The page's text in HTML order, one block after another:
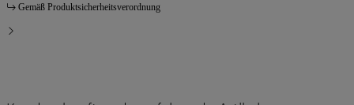
Gemäß Produktsicherheitsverordnung